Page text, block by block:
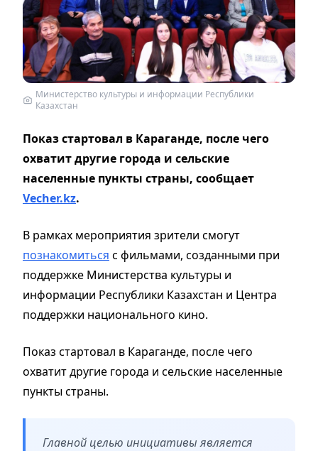
Министерство культуры и информации Республики
Казахстан
Показ стартовал в Караганде, после чего
охватит другие города и сельские
населенные пункты страны, сообщает
Vecher.kz.
В рамках мероприятия зрители смогут
познакомиться с фильмами, созданными при
поддержке Министерства культуры и
информации Республики Казахстан и Центра
поддержки национального кино.
Показ стартовал в Караганде, после чего
охватит другие города и сельские населенные
пункты страны.
Главной целью инициативы является